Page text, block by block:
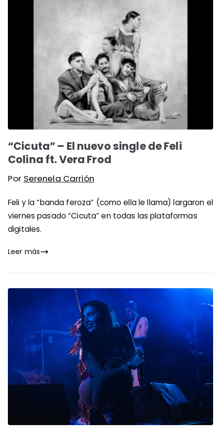
“Cicuta” – El nuevo single de Feli
Colina ft. Vera Frod
Por Serenela Carrión
Feli y la “banda feroza” (como ella le llama) largaron el
viernes pasado “Cicuta” en todas las plataformas
digitales.
Leer más